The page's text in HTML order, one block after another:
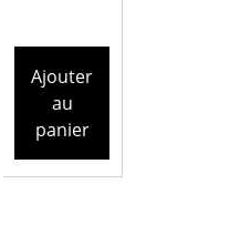
Ajouter
au
panier